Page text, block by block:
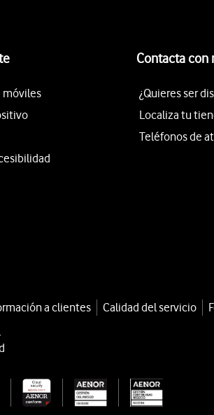
móviles
Contacta con
¿Quieres ser
Localiza tu
Teléfonos de
a clientes Calidad del servicio